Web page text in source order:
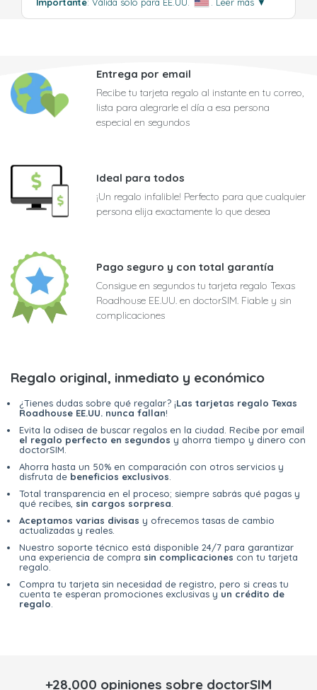
Entrega por email
Recibe tu tarjeta regalo al instante en tu correo,
lista para alegrarle el día a esa persona
especial en segundos
Ideal para todos
¡Un regalo infalible! Perfecto para que cualquier
persona elija exactamente lo que desea
Pago seguro y con total garantía
Consigue en segundos tu tarjeta regalo Texas
Roadhouse EE.UU. en doctorSIM. Fiable y sin
complicaciones
Regalo original, inmediato y económico
¿Tienes dudas sobre qué regalar? ¡Las tarjetas regalo Texas
Roadhouse EE.UU. nunca fallan!
Evita la odisea de buscar regalos en la ciudad. Recibe por email
el regalo perfecto en segundos y ahorra tiempo y dinero con
doctorSIM.
Ahorra hasta un 50% en comparación con otros servicios y
disfruta de beneficios exclusivos
Total transparencia en el proceso; siempre sabrás qué pagas y
qué recibes, sin cargos sorpresa
Aceptamos varias divisas y ofrecemos tasas de cambio
actualizadas y reales.
Nuestro soporte técnico está disponible 24/7 para garantizar
una experiencia de compra sin complicaciones con tu tarjeta
regalo.
Compra tu tarjeta sin necesidad de registro, pero si creas tu
cuenta te esperan promociones exclusivas y un crédito de
regalo
+28,000 opiniones sobre doctorSIM